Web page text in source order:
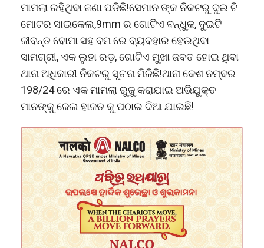
ମାମଲା ରହିଥିବା ଜଣା ପଡିଛି!ସେମାନ ଙ୍କ ନିକଟରୁ ଦୁଇ ଟି
ମୋଟର ସାଇକେଲ,9mm ର ଗୋଟିଏ ବନ୍ଧୁକ, ଦୁଇଟି
ଜୀବନ୍ତ ବୋମା ସହ ବମ ରେ ବ୍ୟବହାର ହେଉଥିବା
ସାମଗ୍ରୀ, ଏକ ଲୁହା ରଡ଼, ଗୋଟିଏ ମୁଖା ଜବତ ହୋଇ ଥିବା
ଥାନା ଅଧିକାରୀ ନିକଟରୁ ସୂଚନା ମିଳିଛି!ଥାନା କେଶ ନମ୍ବର
198/24 ରେ ଏକ ମାମଲା ରୁଜୁ କରାଯାଇ ଅଭିଯୁକ୍ତ
ମାନଙ୍କୁ ଜେଲ ହାଜତ କୁ ପଠାଇ ଦିଆ ଯାଇଛି!